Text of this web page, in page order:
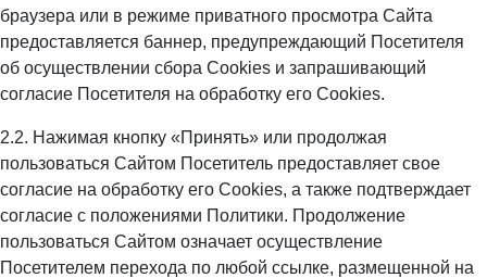
браузера или в режиме приватного просмотра Сайта
предоставляется баннер, предупреждающий Посетителя
об осуществлении сбора Сookies и запрашивающий
согласие Посетителя на обработку его Сookies.
2.2. Нажимая кнопку «Принять» или продолжая
пользоваться Сайтом Посетитель предоставляет свое
согласие на обработку его Сookies, а также подтверждает
согласие с положениями Политики. Продолжение
пользоваться Сайтом означает осуществление
Посетителем перехода по любой ссылке, размещенной на